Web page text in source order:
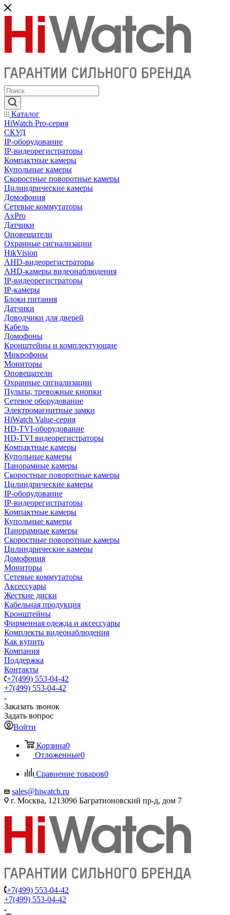
Каталог
HiWatch Pro-серия
CКУД
IP-оборудование
IP-видеорегистраторы
Компактные камеры
Купольные камеры
Скоростные поворотные камеры
Цилиндрические камеры
Домофония
Сетевые коммутаторы
AxPro
Датчики
Оповещатели
Охранные сигнализации
HikVision
AHD-видеорегистраторы
AHD-камеры видеонаблюдения
IP-видеорегистраторы
IP-камеры
Блоки питания
Датчики
Доводчики для дверей
Кабель
Домофоны
Кронштейны и комплектующие
Микрофоны
Мониторы
Оповещатели
Охранные сигнализации
Пульты, тревожные кнопки
Сетевое оборудование
Электромагнитные замки
HiWatch Value-серия
HD-TVI-оборудование
HD-TVI видеорегистраторы
Компактные камеры
Купольные камеры
Панорамные камеры
Скоростные поворотные камеры
Цилиндрические камеры
IP-оборудование
IP-видеорегистраторы
Компактные камеры
Купольные камеры
Панорамные камеры
Скоростные поворотные камеры
Цилиндрические камеры
Домофония
Мониторы
Сетевые коммутаторы
Аксессуары
Жесткие диски
Кабельная продукция
Кронштейны
Фирменная одежда и аксессуары
Комплекты видеонаблюдения
Как купить
Компания
Поддержка
Контакты
+7(499) 553-04-42
+7(499) 553-04-42
Заказать звонок
Задать вопрос
Войти
Корзина0
Отложенные0
Сравнение товаров0
sales@hiwatch.ru
г. Москва, 121309б Багратионовский пр-д, дом 7
+7(499) 553-04-42
+7(499) 553-04-42